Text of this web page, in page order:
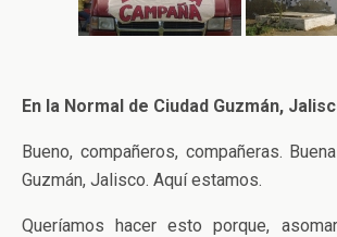
En la Normal de Ciudad Guzmán,
Bueno, compañeros, compañeras.
Guzmán, Jalisco. Aquí estamos.
Queríamos hacer esto porque,